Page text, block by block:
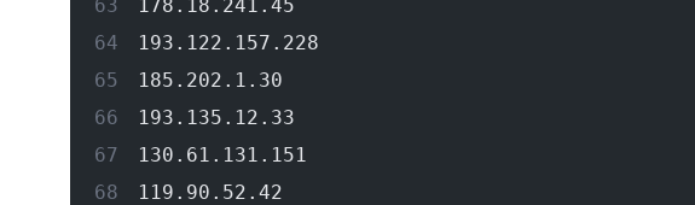
178.18.241.45
193.122.157.228
185.202.1.30
193.135.12.33
130.61.131.151
119.90.52.42